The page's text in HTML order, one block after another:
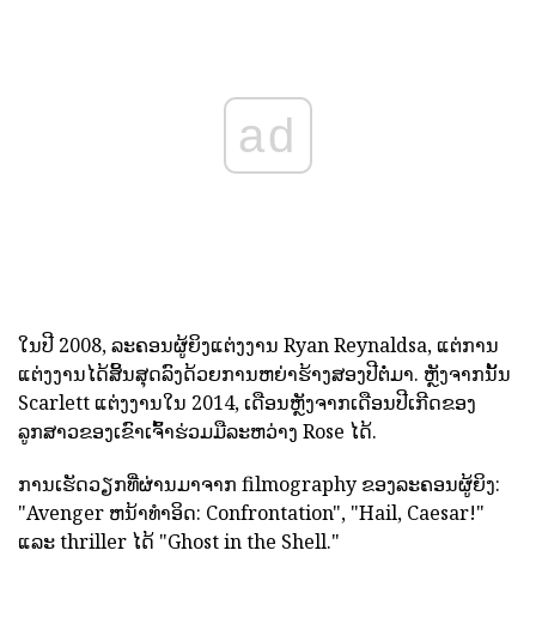
ad
ໃນປີ 2008, ລະຄອນຜູ້ຍິງແຕ່ງງານ Ryan Reynaldsa, ແຕ່ການ
ແຕ່ງງານໄດ້ສິ້ນສຸດລົງດ້ວຍການຫຍ່າຮ້າງສອງປີຕໍ່ມາ. ຫຼັງຈາກນັ້ນ
Scarlett ແຕ່ງງານໃນ 2014, ເດືອນຫຼັງຈາກເດືອນປີເກີດຂອງ
ລູກສາວຂອງເຂົາເຈົ້າຮ່ວມມືລະຫວ່າງ Rose ໄດ້.
ການເຮັດວຽກທີ່ຜ່ານມາຈາກ filmography ຂອງລະຄອນຜູ້ຍິງ:
"Avenger ຫນ້າທໍາອິດ: Confrontation", "Hail, Caesar!"
ແລະ thriller ໄດ້ "Ghost in the Shell."